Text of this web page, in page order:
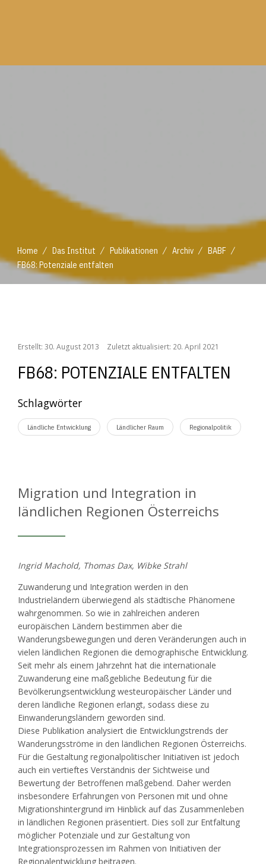
Home / Das Institut / Publikationen / Archiv / BABF /
FB68: Potenziale entfalten
Erstellt: 30. August 2013 Zuletzt aktualisiert: 20. April 2021
FB68: POTENZIALE ENTFALTEN
Schlagwörter
Ländliche Entwicklung Ländlicher Raum Regionalpolitik
Migration und Integration in
ländlichen Regionen Österreichs
Ingrid Machold, Thomas Dax, Wibke Strahl
Zuwanderung und Integration werden in den
Industrieländern überwiegend als städtische Phänomene
wahrgenommen. So wie in zahlreichen anderen
europäischen Ländern bestimmen aber die
Wanderungsbewegungen und deren Veränderungen auch in
vielen ländlichen Regionen die demographische Entwicklung.
Seit mehr als einem Jahrzehnt hat die internationale
Zuwanderung eine maßgebliche Bedeutung für die
Bevölkerungsentwicklung westeuropäischer Länder und
deren ländliche Regionen erlangt, sodass diese zu
Einwanderungsländern geworden sind.
Diese Publikation analysiert die Entwicklungstrends der
Wanderungsströme in den ländlichen Regionen Österreichs.
Für die Gestaltung regionalpolitischer Initiativen ist jedoch
auch ein vertieftes Verständnis der Sichtweise und
Bewertung der Betroffenen maßgebend. Daher werden
insbesondere Erfahrungen von Personen mit und ohne
Migrationshintergrund im Hinblick auf das Zusammenleben
in ländlichen Regionen präsentiert. Dies soll zur Entfaltung
möglicher Potenziale und zur Gestaltung von
Integrationsprozessen im Rahmen von Initiativen der
Regionalentwicklung beitragen.